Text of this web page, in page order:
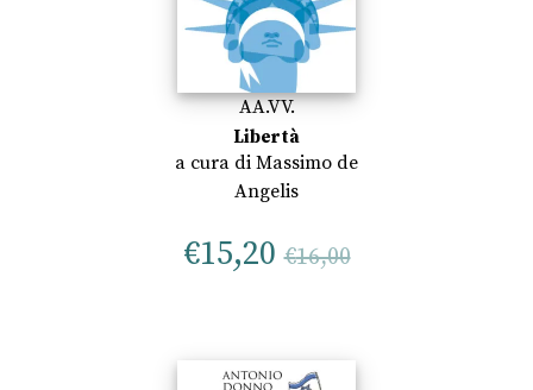
AA.VV.
Libertà
a cura di Massimo de
Angelis
€15,20 €16,00